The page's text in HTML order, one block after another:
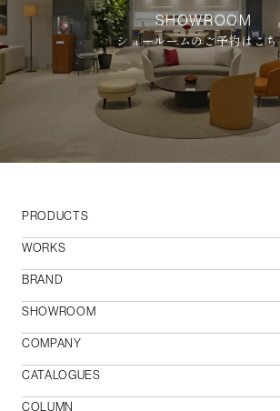
SHOWROOM
ショールームのご予約はこち
PRODUCTS
WORKS
BRAND
SHOWROOM
COMPANY
CATALOGUES
COLUMN